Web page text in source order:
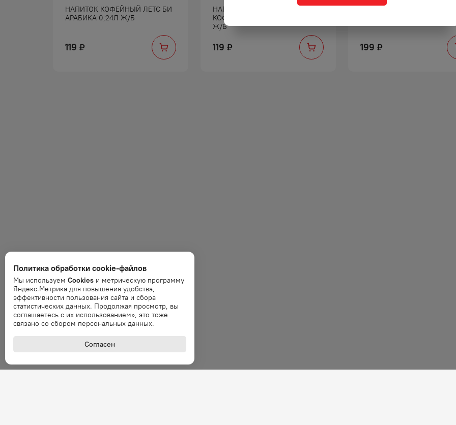
НАПИТОК КОФЕЙНЫЙ ЛЕТС БИ
АРАБИКА 0,24Л Ж/Б
119 ₽
НАПИТОК КОФЕЙНЫЙ ЛЕТС БИ
КОФЕТАЙМ ЛАТТЕ Б/АЛК 0,24Л
Ж/Б
119 ₽
КВАС АРСЕНЬЕВСКИЙ
199 ₽
Политика обработки cookie-файлов
Мы используем Cookies и метрическую программу
Яндекс.Метрика для повышения удобства,
эффективности пользования сайта и сбора
статистических данных. Продолжая просмотр, вы
соглашаетесь с их использованием», это тоже
связано со сбором персональных данных.
Согласен